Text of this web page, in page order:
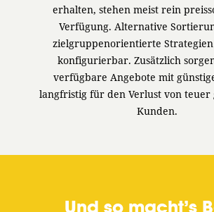
erhalten, stehen meist rein
Verfügung. Alternative
zielgruppenorientierte
konfigurierbar. Zusätzlich
verfügbare Angebote mit
langfristig für den Verlust von teuer
Kunden.
Und so macht’s